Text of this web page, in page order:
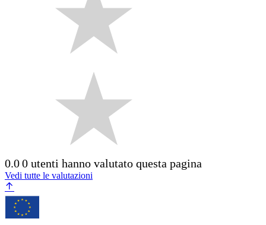
0.00 utenti hanno valutato questa pagina
Vedi tutte le valutazioni